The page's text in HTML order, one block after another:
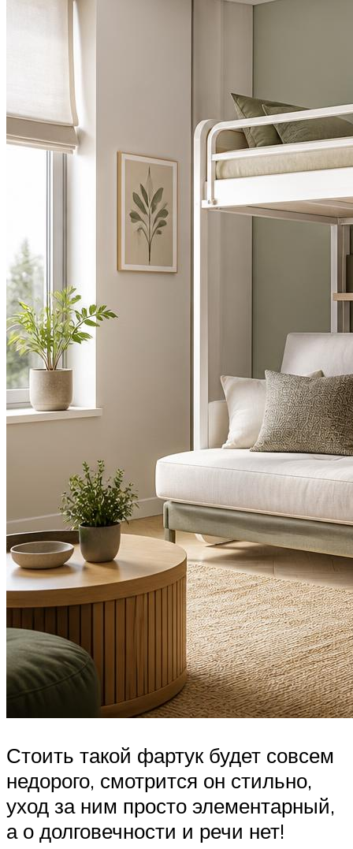
Стоить такой фартук будет совсем
недорого, смотрится он стильно,
уход за ним просто элементарный,
а о долговечности и речи нет!